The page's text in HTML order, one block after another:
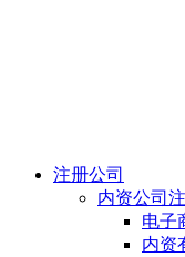
注册公司
内资公司
电子
内资